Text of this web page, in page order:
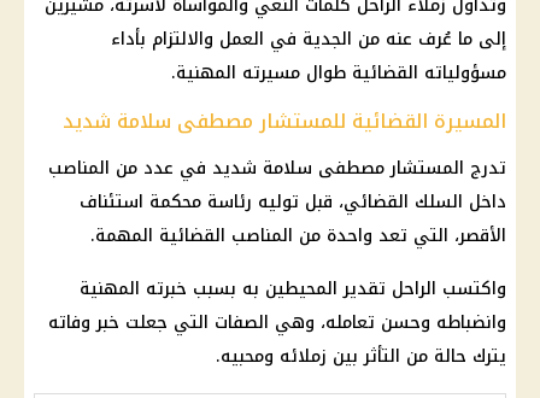
إلى ما عُرف عنه من الجدية في العمل والالتزام بأداء
مسؤولياته القضائية طوال مسيرته المهنية.
المسيرة القضائية للمستشار مصطفى سلامة شديد
تدرج المستشار مصطفى سلامة شديد في عدد من المناصب
داخل السلك القضائي، قبل توليه رئاسة محكمة استئناف
الأقصر، التي تعد واحدة من المناصب القضائية المهمة.
واكتسب الراحل تقدير المحيطين به بسبب خبرته المهنية
وانضباطه وحسن تعامله، وهي الصفات التي جعلت خبر وفاته
يترك حالة من التأثر بين زملائه ومحبيه.